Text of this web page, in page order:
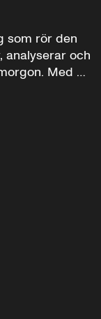
som rör den
analyserar och
Med